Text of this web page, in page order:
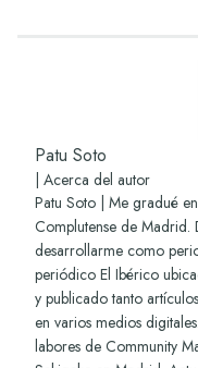
Patu Soto
Acerca del autor
Patu Soto | Me gradué
Complutense de Madrid.
desarrollarme como
periódico El Ibérico
y publicado tanto
en varios medios
labores de Community